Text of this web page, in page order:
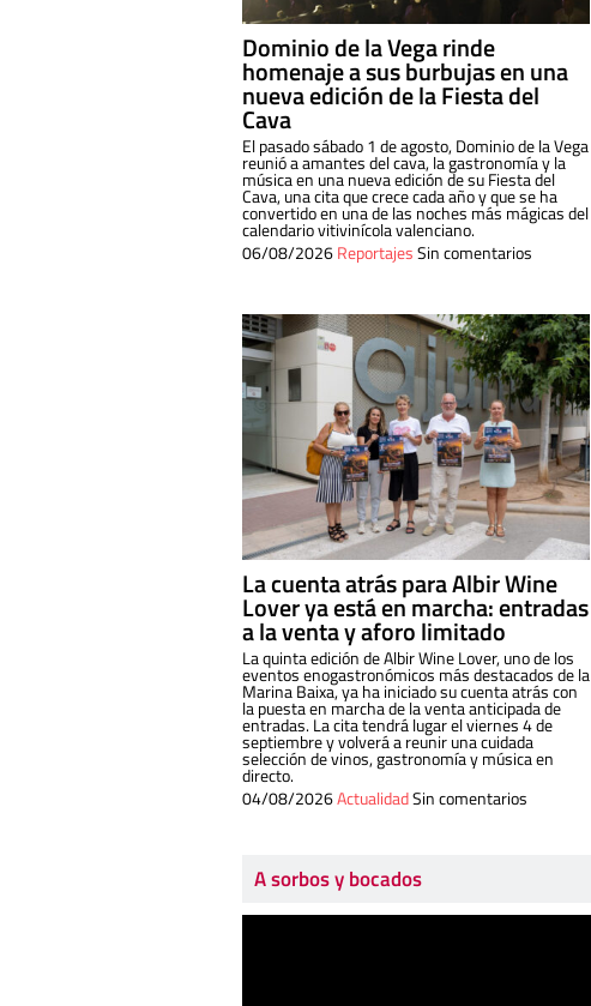
Dominio de la Vega rinde
homenaje a sus burbujas en una
nueva edición de la Fiesta del
Cava
El pasado sábado 1 de agosto, Dominio de la Vega
reunió a amantes del cava, la gastronomía y la
música en una nueva edición de su Fiesta del
Cava, una cita que crece cada año y que se ha
convertido en una de las noches más mágicas del
calendario vitivinícola valenciano.
06/08/2026ReportajesSin comentarios
La cuenta atrás para Albir Wine
Lover ya está en marcha: entradas
a la venta y aforo limitado
La quinta edición de Albir Wine Lover, uno de los
eventos enogastronómicos más destacados de la
Marina Baixa, ya ha iniciado su cuenta atrás con
la puesta en marcha de la venta anticipada de
entradas. La cita tendrá lugar el viernes 4 de
septiembre y volverá a reunir una cuidada
selección de vinos, gastronomía y música en
directo.
04/08/2026ActualidadSin comentarios
A sorbos y bocados